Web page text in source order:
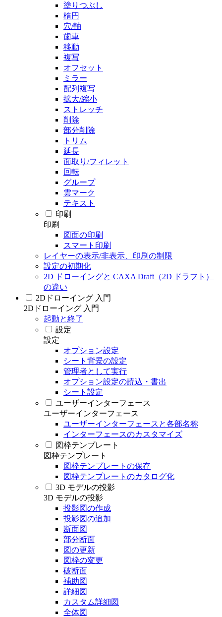
塗りつぶし
楕円
穴/軸
歯車
移動
複写
オフセット
ミラー
配列複写
拡大/縮小
ストレッチ
削除
部分削除
トリム
延長
面取り/フィレット
回転
グループ
雲マーク
テキスト
印刷
印刷
図面の印刷
スマート印刷
レイヤーの表示/非表示、印刷の制限
設定の初期化
2D ドローイングと CAXA Draft（2D ドラフト）
の違い
2Dドローイング 入門
2Dドローイング 入門
起動と終了
設定
設定
オプション設定
シート背景の設定
管理者として実行
オプション設定の読込・書出
シート設定
ユーザーインターフェース
ユーザーインターフェース
ユーザーインターフェースと各部名称
インターフェースのカスタマイズ
図枠テンプレート
図枠テンプレート
図枠テンプレートの保存
図枠テンプレートのカタログ化
3D モデルの投影
3D モデルの投影
投影図の作成
投影図の追加
断面図
部分断面
図の更新
図枠の変更
破断面
補助図
詳細図
カスタム詳細図
全体図